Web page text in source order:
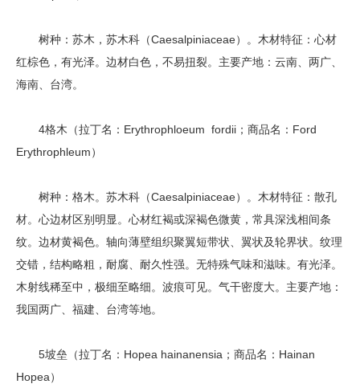
树种：苏木，苏木科（Caesalpiniaceae）。木材特征：心材
红棕色，有光泽。边材白色，不易扭裂。主要产地：云南、两广、
海南、台湾。
4格木（拉丁名：Erythrophloeum fordii；商品名：Ford
Erythrophleum）
树种：格木。苏木科（Caesalpiniaceae）。木材特征：散孔
材。心边材区别明显。心材红褐或深褐色微黄，常具深浅相间条
纹。边材黄褐色。轴向薄壁组织聚翼短带状、翼状及轮界状。纹理
交错，结构略粗，耐腐、耐久性强。无特殊气味和滋味。有光泽。
木射线稀至中，极细至略细。波痕可见。气干密度大。主要产地：
我国两广、福建、台湾等地。
5坡垒（拉丁名：Hopea hainanensia；商品名：Hainan
Hopea）